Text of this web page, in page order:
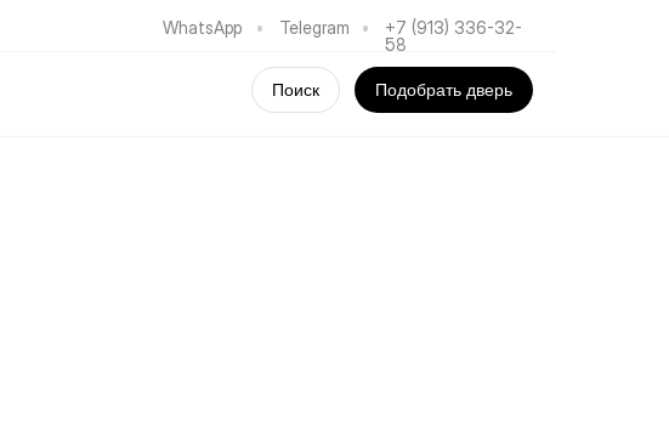
WhatsApp • Telegram •
+7 (913) 336-32-
58
Поиск Подобрать дверь